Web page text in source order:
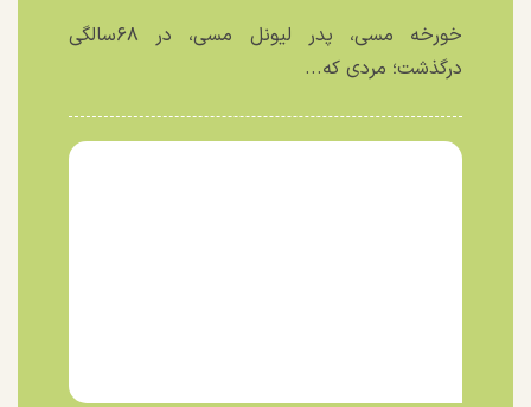
خورخه مسی، پدر لیونل مسی، در ۶۸سالگی
درگذشت؛ مردی که...